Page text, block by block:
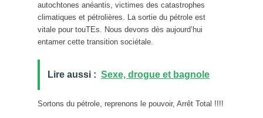
autochtones anéantis, victimes des catastrophes
climatiques et pétrolières. La sortie du pétrole est
vitale pour touTEs. Nous devons dès aujourd’hui
entamer cette transition sociétale.
Lire aussi : Sexe, drogue et bagnole
Sortons du pétrole, reprenons le pouvoir, Arrêt Total !!!!